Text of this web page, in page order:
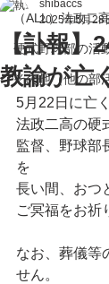
（ALL）法政二
硬式野球部の活
その他（他の部
【訃報】
教諭が亡
shibaccs
2025年5月28
5月22日に亡
法政二高の硬
監督、野球部
を
長い間、おつ
ご冥福をお祈
なお、葬儀等
せん。